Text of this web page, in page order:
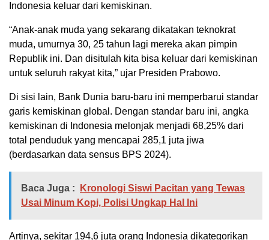
Indonesia keluar dari kemiskinan.
“Anak-anak muda yang sekarang dikatakan teknokrat
muda, umurnya 30, 25 tahun lagi mereka akan pimpin
Republik ini. Dan disitulah kita bisa keluar dari kemiskinan
untuk seluruh rakyat kita,” ujar Presiden Prabowo.
Di sisi lain, Bank Dunia baru-baru ini memperbarui standar
garis kemiskinan global. Dengan standar baru ini, angka
kemiskinan di Indonesia melonjak menjadi 68,25% dari
total penduduk yang mencapai 285,1 juta jiwa
(berdasarkan data sensus BPS 2024).
Baca Juga :
Kronologi Siswi Pacitan yang Tewas
Usai Minum Kopi, Polisi Ungkap Hal Ini
Artinya, sekitar 194,6 juta orang Indonesia dikategorikan